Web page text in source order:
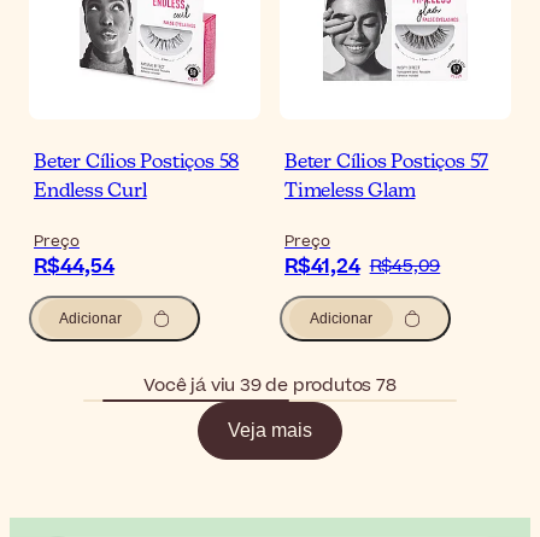
Beter Cílios Postiços 58
Endless Curl
Preço
R$44,54
Adicionar
Beter Cílios Postiços 57
Timeless Glam
Preço
R$41,24 R$45,09
Adicionar
Você já viu 39 de produtos 78
Veja mais